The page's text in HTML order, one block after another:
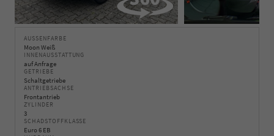
AUSSENFARBE
Moon Weiß
INNENAUSSTATTUNG
auf Anfrage
GETRIEBE
Schaltgetriebe
ANTRIEBSACHSE
Frontantrieb
ZYLINDER
3
SCHADSTOFFKLASSE
Euro 6 EB